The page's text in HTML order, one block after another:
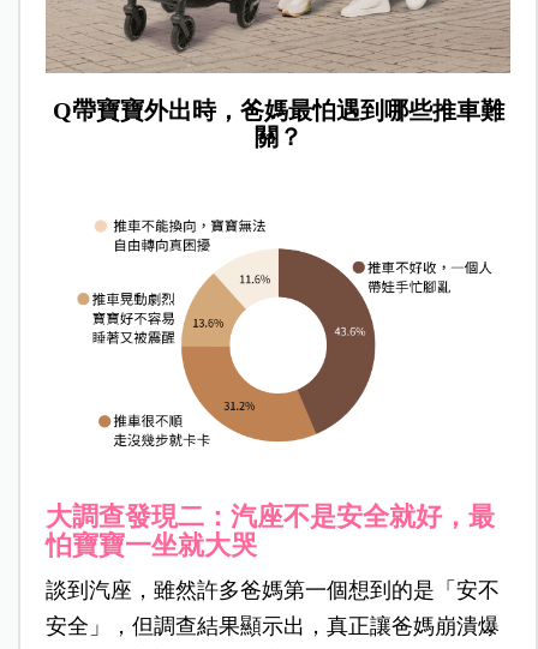
Q帶寶寶外出時，爸媽最怕遇到哪些推車難
關？
大調查發現二：汽座不是安全就好，最
怕寶寶一坐就大哭
談到汽座，雖然許多爸媽第一個想到的是「安不
安全」，但調查結果顯示出，真正讓爸媽崩潰爆